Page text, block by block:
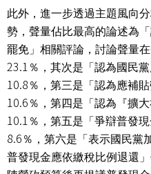
此外，進一步透過主題風向
勢，聲量佔比最高的論述為
罷免」相關評論，討論聲量
23.1 ％，其次是「認為國民
10.8 ％，第三是「認為應補
10.6 ％，第四是「認為『擴
10.1 ％，第五是「爭辯普發
8.6 ％，第六是「表示國民黨
普發現金應依繳稅比例退還